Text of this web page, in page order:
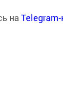
на